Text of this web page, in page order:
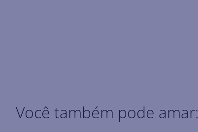
Você também pode amar: